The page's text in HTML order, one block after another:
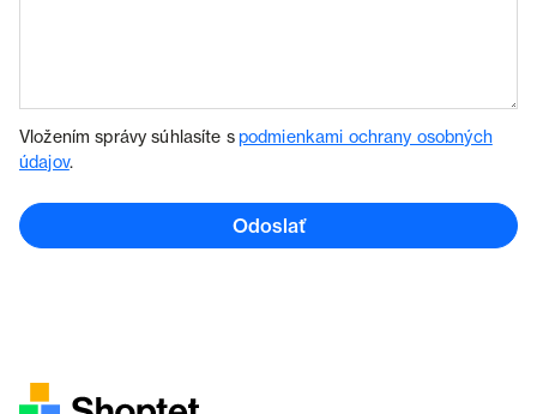
Vložením správy súhlasíte spodmienkami ochrany osobných
údajov.
Odoslať